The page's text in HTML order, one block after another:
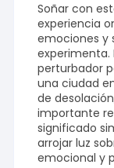
Soñar con
experiencia
emociones y
experimenta.
perturbador
una ciudad
de
importante
significado
arrojar luz
emocional y